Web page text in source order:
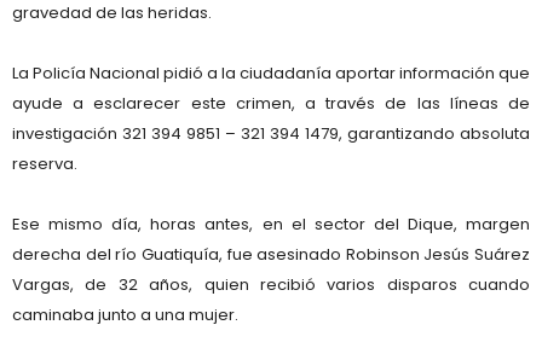
gravedad de las heridas.
La Policía Nacional pidió a la ciudadanía aportar información que
ayude a esclarecer este crimen, a través de las líneas de
investigación 321 394 9851 – 321 394 1479, garantizando absoluta
reserva.
Ese mismo día, horas antes, en el sector del Dique, margen
derecha del río Guatiquía, fue asesinado Robinson Jesús Suárez
Vargas, de 32 años, quien recibió varios disparos cuando
caminaba junto a una mujer.